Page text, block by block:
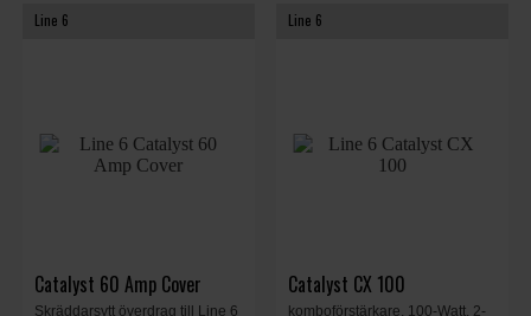
Line 6
Catalyst 60 Amp Cover
Skräddarsytt överdrag till Line 6
Line 6
Catalyst CX 100
komboförstärkare, 100-Watt, 2-